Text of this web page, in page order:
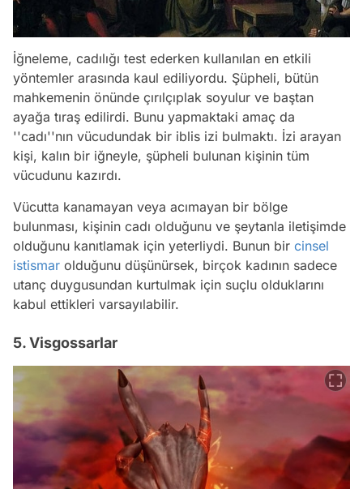
İğneleme, cadılığı test ederken kullanılan en etkili
yöntemler arasında kaul ediliyordu. Şüpheli, bütün
mahkemenin önünde çırılçıplak soyulur ve baştan
ayağa tıraş edilirdi. Bunu yapmaktaki amaç da
''cadı''nın vücudundak bir iblis izi bulmaktı. İzi arayan
kişi, kalın bir iğneyle, şüpheli bulunan kişinin tüm
vücudunu kazırdı.
Vücutta kanamayan veya acımayan bir bölge
bulunması, kişinin cadı olduğunu ve şeytanla iletişimde
olduğunu kanıtlamak için yeterliydi. Bunun bir cinsel
istismar olduğunu düşünürsek, birçok kadının sadece
utanç duygusundan kurtulmak için suçlu olduklarını
kabul ettikleri varsayılabilir.
5. Visgossarlar